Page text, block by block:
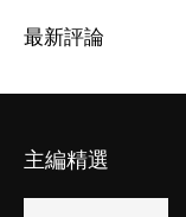
最新評論
主編精選